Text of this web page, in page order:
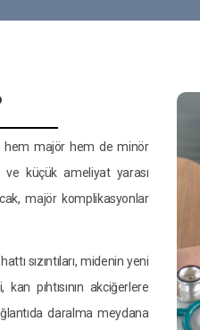
hem majör hem de minör
ve küçük ameliyat yarası
majör komplikasyonlar
sızıntıları, midenin yeni
pıhtısının akciğerlere
daralma meydana